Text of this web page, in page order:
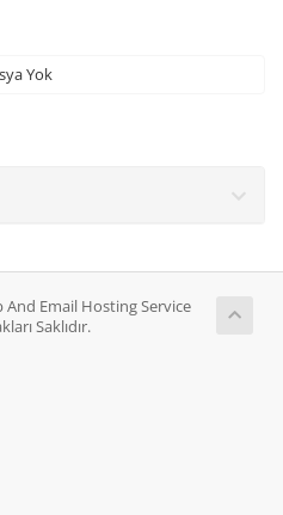
Yok
And Email Hosting Service
Saklıdır.